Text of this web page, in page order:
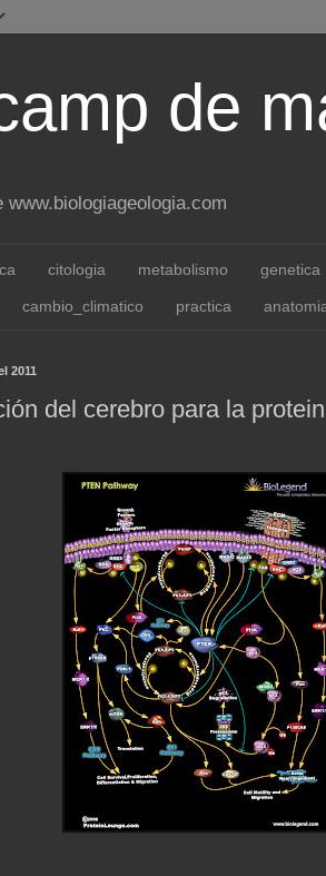
de
www.biologiageologia.com
citologia metabolismo genetica
cambio_climatico practica
2011
del cerebro para la